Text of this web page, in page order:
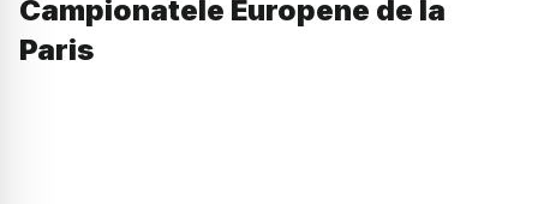
Campionatele Europene de la
Paris